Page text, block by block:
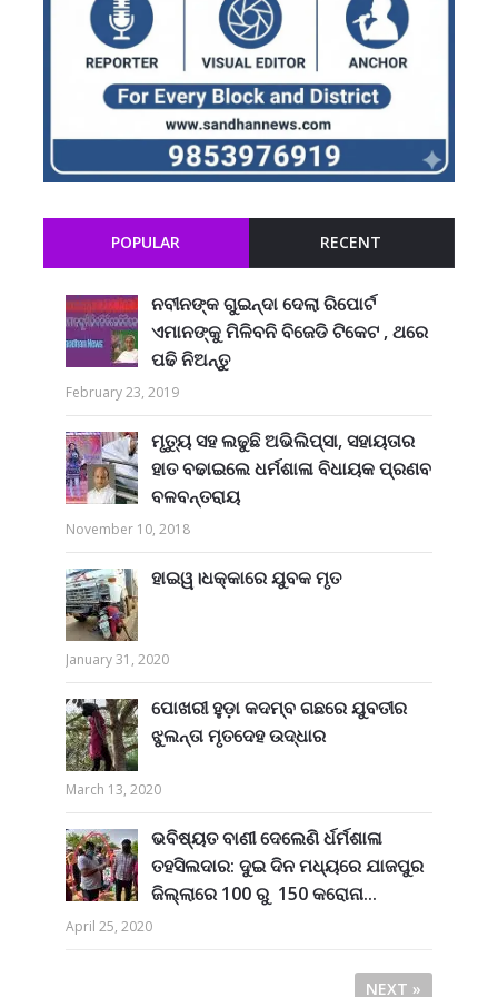
POPULAR RECENT
ନବୀନଙ୍କ ଗୁଇନ୍ଦା ଦେଲା ରିପୋର୍ଟ
ଏମାନଙ୍କୁ ମିଳିବନି ବିଜେଡି ଟିକେଟ , ଥରେ
ପଢି ନିଅନ୍ତୁ
February 23, 2019
ମୃତ୍ୟୁ ସହ ଲଢୁଛି ଅଭିଲିପ୍ସା, ସହାୟତାର
ହାତ ବଢାଇଲେ ଧର୍ମଶାଳା ବିଧାୟକ ପ୍ରଣବ
ବଳବନ୍ତରାୟ
November 10, 2018
ହାଇୱ।ଧକ୍କାରେ ଯୁବକ ମୃତ
January 31, 2020
ପୋଖରୀ ହୁଡ଼ା କଦମ୍ବ ଗଛରେ ଯୁବତୀର
ଝୁଲନ୍ତା ମୃତଦେହ ଉଦ୍ଧାର
March 13, 2020
ଭବିଷ୍ୟତ ବାଣୀ ଦେଲେଣି ର୍ଧର୍ମଶାଳା
ତହସିଲଦାର: ଦୁଇ ଦିନ ମଧ୍ୟରେ ଯାଜପୁର
ଜିଲ୍ଲାରେ 100 ରୁ 150 କରୋନା...
April 25, 2020
NEXT »